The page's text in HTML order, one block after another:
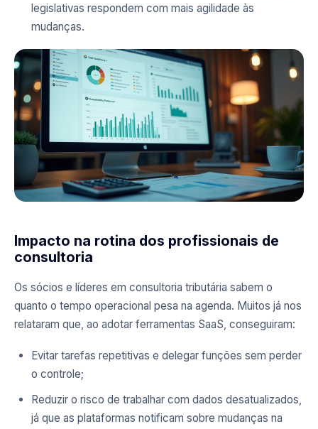
legislativas respondem com mais agilidade às
mudanças.
Impacto na rotina dos profissionais de
consultoria
Os sócios e líderes em consultoria tributária sabem o
quanto o tempo operacional pesa na agenda. Muitos já nos
relataram que, ao adotar ferramentas SaaS, conseguiram:
Evitar tarefas repetitivas e delegar funções sem perder
o controle;
Reduzir o risco de trabalhar com dados desatualizados,
já que as plataformas notificam sobre mudanças na